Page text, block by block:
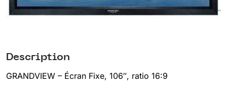
Description
GRANDVIEW – Écran Fixe, 106″, ratio 16:9